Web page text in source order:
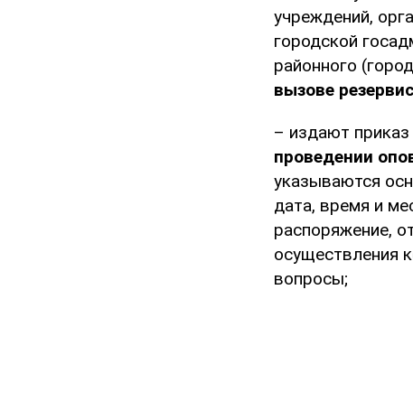
учреждений,
городской
районного
вызове
– издают приказ
проведении
указываются
дата, время и
распоряжение,
осуществления
вопросы;